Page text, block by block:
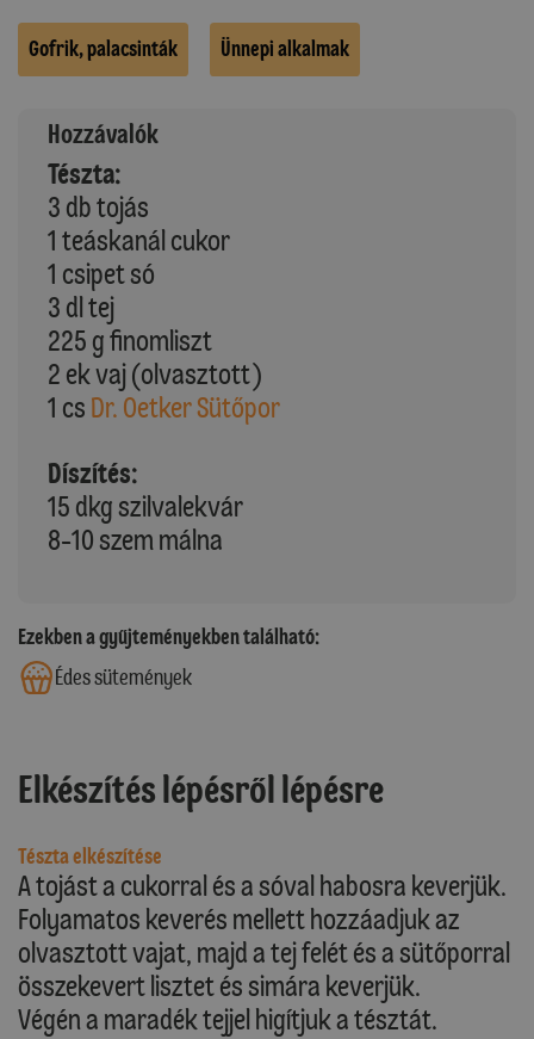
Gofrik, palacsinták Ünnepi alkalmak
Hozzávalók
Tészta:
3 db tojás
1 teáskanál cukor
1 csipet só
3 dl tej
225 g finomliszt
2 ek vaj (olvasztott)
1 cs Dr. Oetker Sütőpor
Díszítés:
15 dkg szilvalekvár
8-10 szem málna
Ezekben a gyűjteményekben található:
Édes sütemények
Elkészítés lépésről lépésre
Tészta elkészítése
A tojást a cukorral és a sóval habosra keverjük.
Folyamatos keverés mellett hozzáadjuk az
olvasztott vajat, majd a tej felét és a sütőporral
összekevert lisztet és simára keverjük.
Végén a maradék tejjel higítjuk a tésztát.